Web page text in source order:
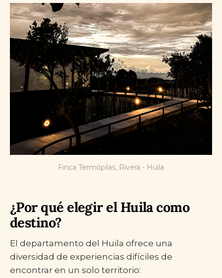
Finca Termópilas, Rivera - Huila
¿Por qué elegir el Huila como
destino?
El departamento del Huila ofrece una
diversidad de experiencias difíciles de
encontrar en un solo territorio: